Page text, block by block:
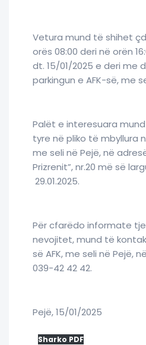
Vetura mund të shihet
orës 08:00 deri në orën
dt. 15/01/2025 e deri me
parkingun e AFK-së, me
Palët e interesuara
tyre në pliko të mbyllura
me seli në Pejë, në
Prizrenit”, nr.20 më së
29.01.2025.
Për cfarëdo informate
nevojitet, mund të
së AFK, me seli në Pejë,
039-42 42 42.
Pejë, 15/01/2025
Sharko PDF